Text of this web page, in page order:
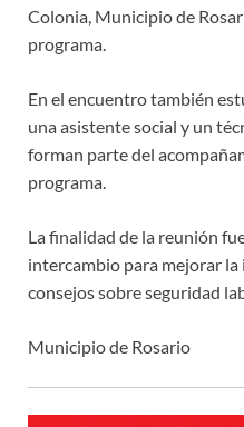
Colonia, Municipio de
programa.
En el encuentro también
una asistente social y un
forman parte del
programa.
La finalidad de la reunión
intercambio para mejorar
consejos sobre seguridad
Municipio de Rosario